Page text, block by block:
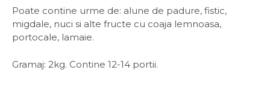
Poate contine urme de: alune de padure, fistic,
migdale, nuci si alte fructe cu coaja lemnoasa,
portocale, lamaie.
Gramaj: 2kg. Contine 12-14 portii.